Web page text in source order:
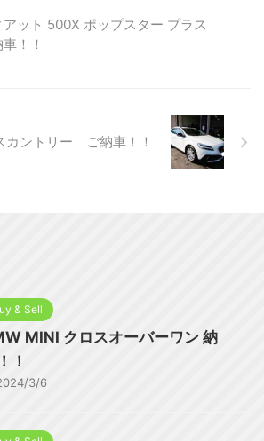
アット 500X ポップスター プラス
！！
カントリー ご納車！！
& Sell
MINI クロスオーバーワン 納
！
3/6